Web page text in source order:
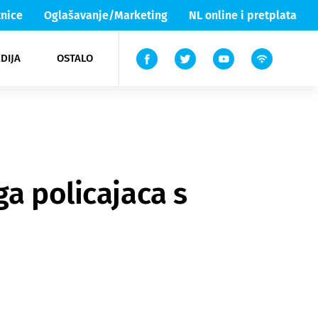
Oglašavanje/Marketing NL online i pretplata
OSTALO
Lika & Senj
TV
policajaca s